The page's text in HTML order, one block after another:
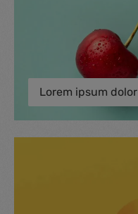
Lorem ipsum dolor